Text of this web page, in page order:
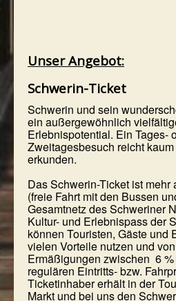
Unser Angebot:
Schwerin-Ticket
Schwerin und sein
ein außergewöhnlich
Erlebnispotential. Ein Tages-
Zweitagesbesuch reicht
erkunden.
Das Schwerin-Ticket ist mehr
(freie Fahrt mit den Bussen
Gesamtnetz des Schweriner
Kultur- und Erlebnispass der
können Touristen, Gäste und
vielen Vorteile nutzen und
Ermäßigungen zwischen 6
regulären Eintritts- bzw.
Ticketinhaber erhält in der
Markt und bei uns den